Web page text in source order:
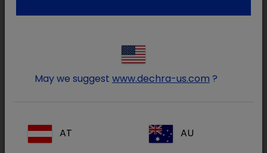
May we suggest www.dechra-us.com ?
AT AU